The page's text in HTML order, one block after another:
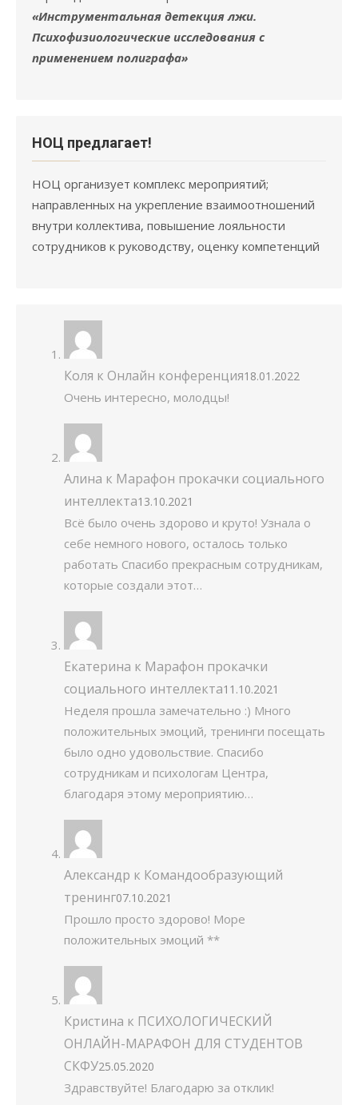
«Инструментальная детекция лжи.
Психофизиологические исследования с
применением полиграфа»
НОЦ предлагает!
НОЦ организует комплекс мероприятий;
направленных на укрепление взаимоотношений
внутри коллектива, повышение лояльности
сотрудников к руководству, оценку компетенций
Коля к Онлайн конференция18.01.2022
Очень интересно, молодцы!
Алина к Марафон прокачки социального
интеллекта13.10.2021
Всё было очень здорово и круто! Узнала о
себе немного нового, осталось только
работать Спасибо прекрасным сотрудникам,
которые создали этот…
Екатерина к Марафон прокачки
социального интеллекта11.10.2021
Неделя прошла замечательно :) Много
положительных эмоций, тренинги посещать
было одно удовольствие. Спасибо
сотрудникам и психологам Центра,
благодаря этому мероприятию…
Александр к Командообразующий
тренинг07.10.2021
Прошло просто здорово! Море
положительных эмоций **
Кристина к ПСИХОЛОГИЧЕСКИЙ
ОНЛАЙН-МАРАФОН ДЛЯ СТУДЕНТОВ
СКФУ25.05.2020
Здравствуйте! Благодарю за отклик!